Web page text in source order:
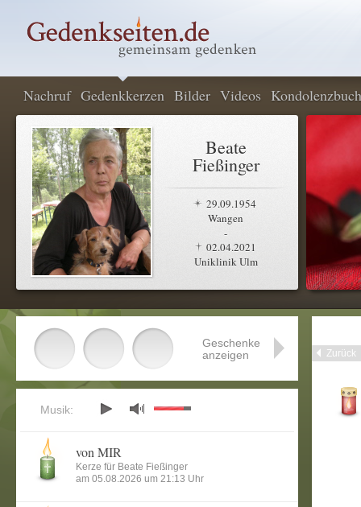
Nachruf Gedenkkerzen Bilder Videos Kondolenzbuch
Beate
Fießinger
29.09.1954
Wangen
-
02.04.2021
Uniklinik Ulm
Zurück
Geschenke
anzeigen
Musik:
von MIR
Kerze für Beate Fießinger
am 05.08.2026 um 21:13 Uhr